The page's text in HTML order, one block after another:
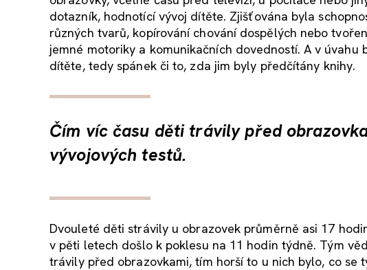
dotazník, hodnotící vývoj dítěte. Zjišťována byla
různých tvarů, kopírování chování dospělých nebo
jemné motoriky a komunikačních dovedností. A v
dítěte, tedy spánek či to, zda jim byly předčítány knihy.
Čím víc času děti trávily před
vývojových testů.
Dvouleté děti strávily u obrazovek průměrně asi 17
v pěti letech došlo k poklesu na 11 hodin týdně. Tým
trávily před obrazovkami, tím horší to u nich bylo, co se